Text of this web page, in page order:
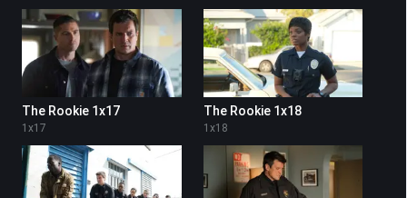
The Rookie 1x17
1 x17
The Rookie 1x18
1 x18